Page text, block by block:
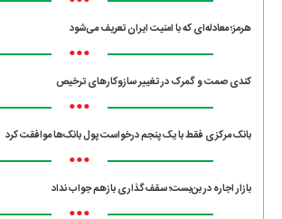
هرمز؛ معادله‌ای که با امنیت ایران تعریف می‌شود
•••
کندی صمت و گمرک در تغییر سازوکارهای ترخیص
•••
بانک مرکزی فقط با یک‌ پنجم درخواست پول بانک‌ها موافقت کرد
•••
بازار اجاره در بن‌بست؛ سقف‌گذاری بازهم جواب نداد